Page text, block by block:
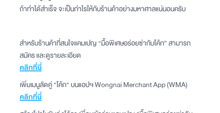
ถ้าทำได้สำเร็จ จะเป็นกำไรให้กับร้านค้าอย่างมหาศาลแน่นอนครับ
สำหรับร้านค้าที่สนใจแคมเปญ “มื้อพิเศษอร่อยซ่ากับโค้ก” สามารถ
สมัคร และดูรายละเอียด
คลิกที่นี่
เพิ่มเมนูลัดคู่ "โค้ก" บนแอปฯ Wongnai Merchant App (WMA)
คลิกที่นี่